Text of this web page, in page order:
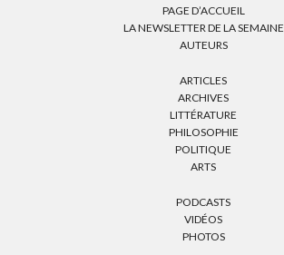
PAGE D’ACCUEIL
LA NEWSLETTER DE LA SEMAINE
AUTEURS
ARTICLES
ARCHIVES
LITTÉRATURE
PHILOSOPHIE
POLITIQUE
ARTS
PODCASTS
VIDÉOS
PHOTOS